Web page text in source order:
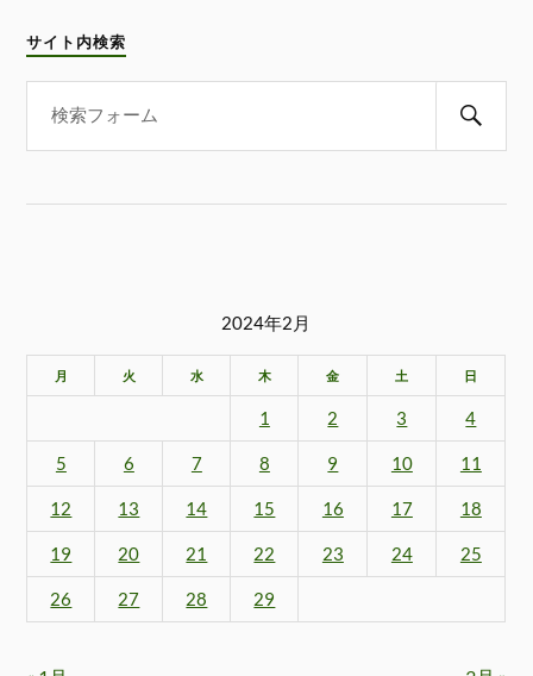
サイト内検索
2024年2月
月 火 水 木 金 土 日
1 2 3 4
5 6 7 8 9 10 11
12 13 14 15 16 17 18
19 20 21 22 23 24 25
26 27 28 29